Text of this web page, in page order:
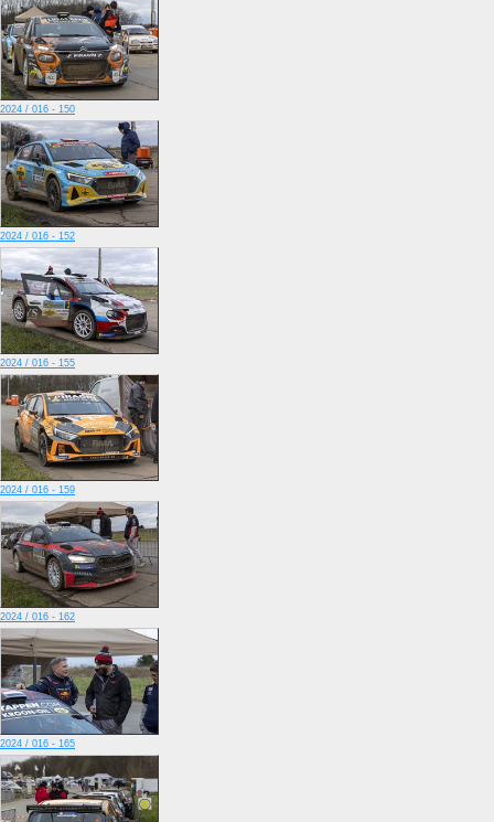
2024 / 016 - 150
2024 / 016 - 152
2024 / 016 - 155
2024 / 016 - 159
2024 / 016 - 162
2024 / 016 - 165